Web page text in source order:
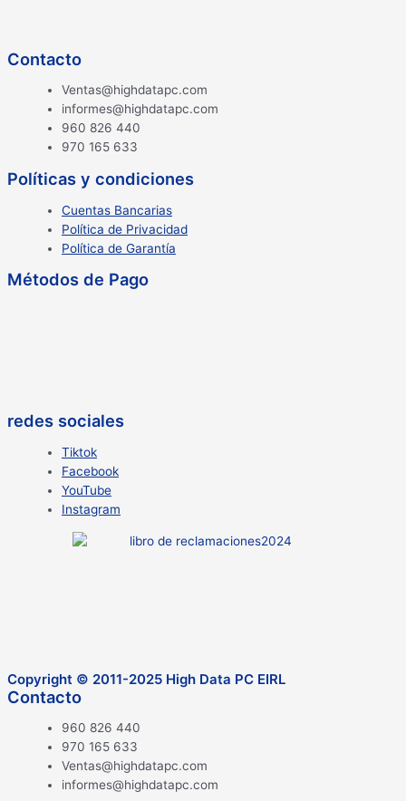
Contacto
Ventas@highdatapc.com
informes@highdatapc.com
960 826 440
970 165 633
Políticas y condiciones
Cuentas Bancarias
Política de Privacidad
Política de Garantía
Métodos de Pago
redes sociales
Tiktok
Facebook
YouTube
Instagram
Copyright © 2011-2025 High Data PC EIRL
Contacto
960 826 440
970 165 633
Ventas@highdatapc.com
informes@highdatapc.com